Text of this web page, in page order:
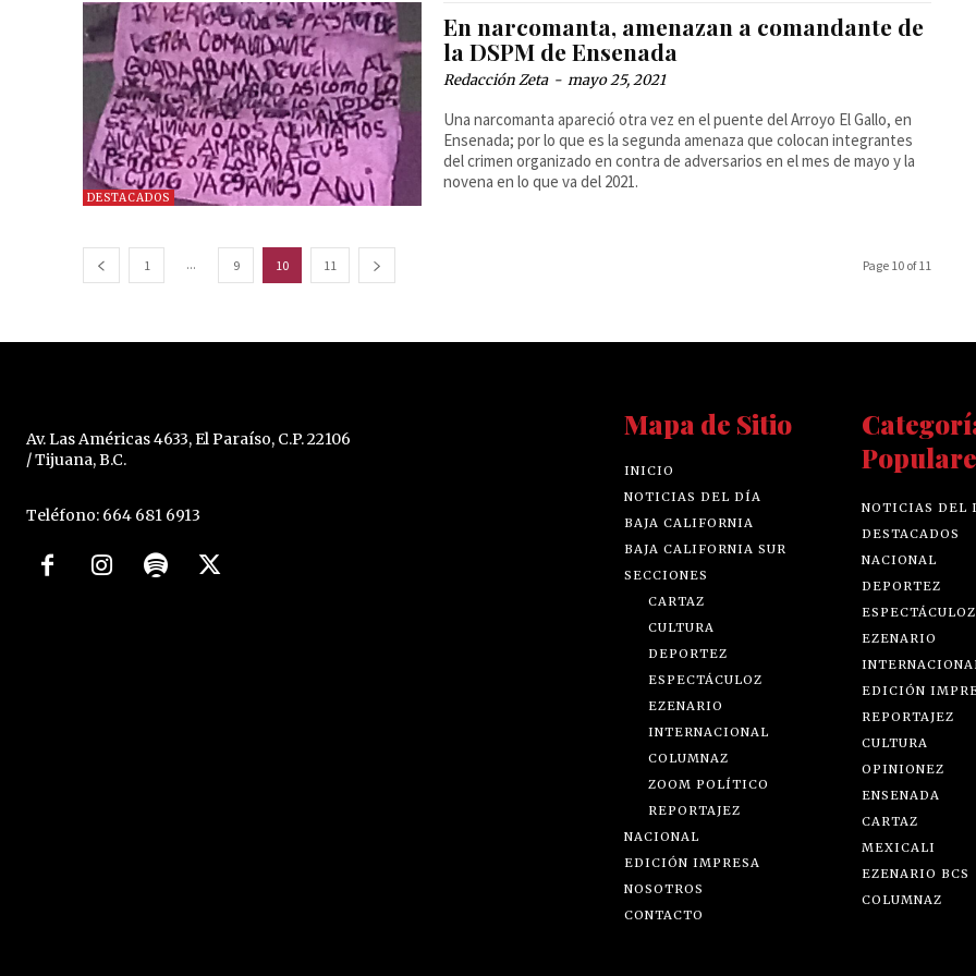
DESTACADOS
En narcomanta, amenazan a comandante de
la DSPM de Ensenada
Redacción Zeta - mayo 25, 2021
Una narcomanta apareció otra vez en el puente del Arroyo El Gallo, en
Ensenada; por lo que es la segunda amenaza que colocan integrantes
del crimen organizado en contra de adversarios en el mes de mayo y la
novena en lo que va del 2021.
1 ... 9 10 11 Page 10 of 11
Av. Las Américas 4633, El Paraíso, C.P. 22106
/ Tijuana, B.C.
Teléfono: 664 681 6913
Mapa de Sitio
INICIO
NOTICIAS DEL DÍA
BAJA CALIFORNIA
BAJA CALIFORNIA SUR
SECCIONES
CARTAZ
CULTURA
DEPORTEZ
ESPECTÁCULOZ
EZENARIO
INTERNACIONAL
COLUMNAZ
ZOOM POLÍTICO
REPORTAJEZ
NACIONAL
EDICIÓN IMPRESA
NOSOTROS
CONTACTO
NOTICIAS DEL
DESTACADOS
NACIONAL
DEPORTEZ
ESPECTÁCULOZ
EZENARIO
EDICIÓN
REPORTAJEZ
CULTURA
OPINIONEZ
ENSENADA
CARTAZ
MEXICALI
EZENARIO BCS
COLUMNAZ